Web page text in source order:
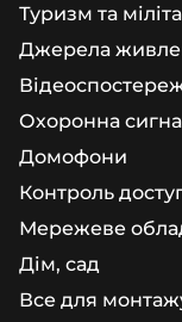
Туризм та
Джерела
Охоронна
Домофони
Контроль
Мережеве
Дім, сад
Все для